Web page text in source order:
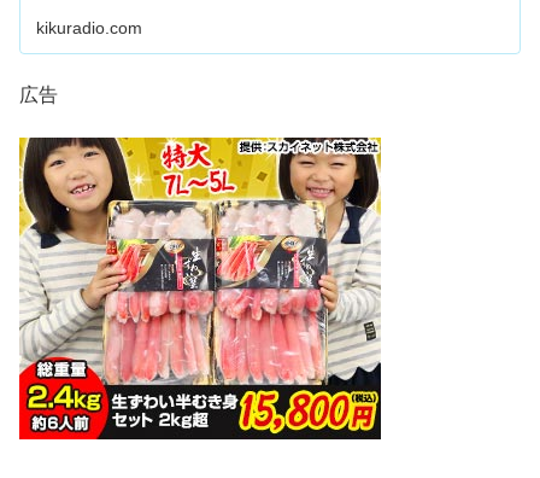
kikuradio.com
広告